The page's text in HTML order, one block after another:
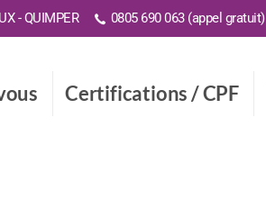
- QUIMPER 0805 690 063 (appel gratuit)
Certifications / CPF